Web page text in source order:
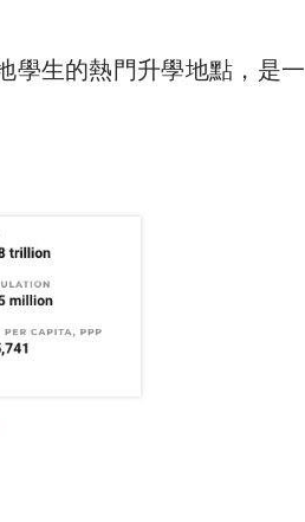
學生的熱門升學地點，是一